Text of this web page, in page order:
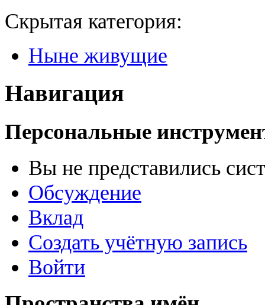
Скрытая категория:
Ныне живущие
Навигация
Персональные
Вы не представились
Обсуждение
Вклад
Создать учётную запись
Войти